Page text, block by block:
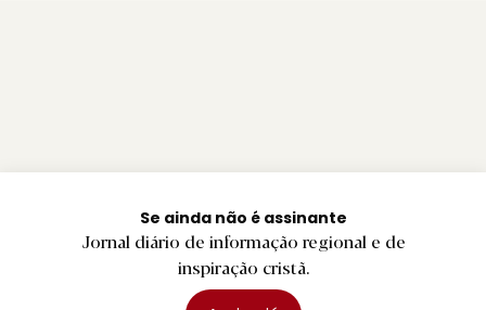
Se ainda não é assinante
Jornal diário de informação regional e de
inspiração cristã.